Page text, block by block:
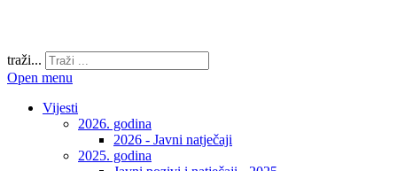
traži...
Open menu
Vijesti
2026. godina
2026 - Javni natječaji
2025. godina